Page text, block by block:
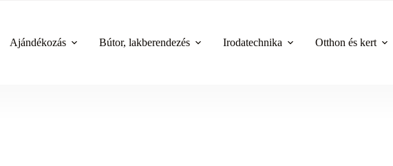
Ajándékozás
Bútor, lakberendezés Irodatechnika Otthon és kert